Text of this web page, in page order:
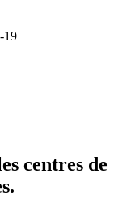
19
centres de